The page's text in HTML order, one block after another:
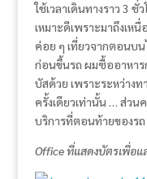
ใช้เวลาเดินทางราว 3
เหมาะดีเพราะมาถึงเห
ค่อย ๆ เที่ยวจากตอนบน
ก่อนขึ้นรถ ผมซื้ออาหาร
บัสด้วย เพราะระหว่าง
ครั้งเดียวเท่านั้น … ส่วน
บริการที่ตอนท้ายของรถ
Office ที่แสดงบัตรเพื่อ